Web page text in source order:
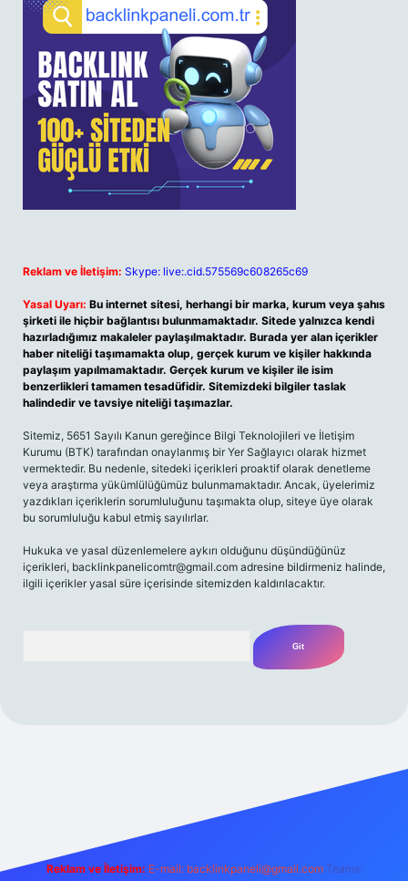
Reklam ve İletişim: Skype: live:.cid.575569c608265c69
Yasal Uyarı: Bu internet sitesi, herhangi bir marka, kurum veya şahıs
şirketi ile hiçbir bağlantısı bulunmamaktadır. Sitede yalnızca kendi
hazırladığımız makaleler paylaşılmaktadır. Burada yer alan içerikler
haber niteliği taşımamakta olup, gerçek kurum ve kişiler hakkında
paylaşım yapılmamaktadır. Gerçek kurum ve kişiler ile isim
benzerlikleri tamamen tesadüfidir. Sitemizdeki bilgiler taslak
halindedir ve tavsiye niteliği taşımazlar.
Sitemiz, 5651 Sayılı Kanun gereğince Bilgi Teknolojileri ve İletişim
Kurumu (BTK) tarafından onaylanmış bir Yer Sağlayıcı olarak hizmet
vermektedir. Bu nedenle, sitedeki içerikleri proaktif olarak denetleme
veya araştırma yükümlülüğümüz bulunmamaktadır. Ancak, üyelerimiz
yazdıkları içeriklerin sorumluluğunu taşımakta olup, siteye üye olarak
bu sorumluluğu kabul etmiş sayılırlar.
Hukuka ve yasal düzenlemelere aykırı olduğunu düşündüğünüz
içerikleri, backlinkpanelicomtr@gmail.com adresine bildirmeniz halinde,
ilgili içerikler yasal süre içerisinde sitemizden kaldırılacaktır.
Reklam ve İletişim: E-mail: backlinkpaneli@gmail.com Teams: